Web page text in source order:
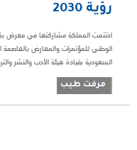
رؤية 2030
الوطني للمؤتمرات والمعارض بالعاصمة
السعودية بقيادة هيئة الأدب والنشر
مرفت طيب